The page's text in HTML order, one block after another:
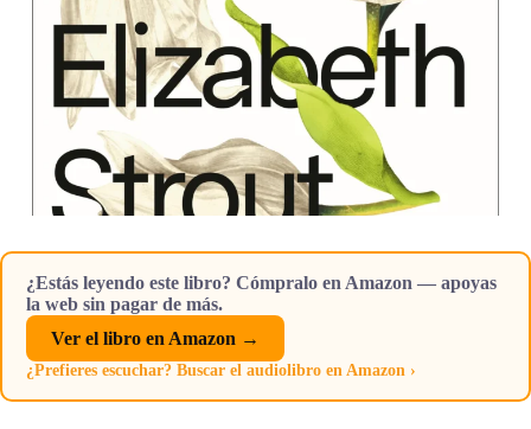
¿Estás leyendo este libro? Cómpralo en Amazon — apoyas
la web sin pagar de más.
Ver el libro en Amazon →
¿Prefieres escuchar? Buscar el audiolibro en Amazon ›